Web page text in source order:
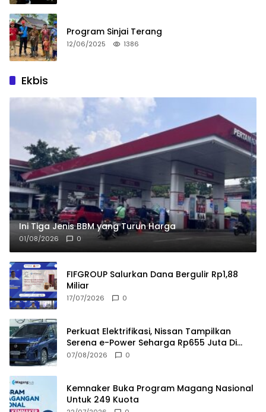
Program Sinjai Terang
12/06/2025 1386
Ekbis
Ini Tiga Jenis BBM yang Turun Harga
01/08/2026 0
FIFGROUP Salurkan Dana Bergulir Rp1,88
Miliar
17/07/2026 0
Perkuat Elektrifikasi, Nissan Tampilkan
Serena e-Power Seharga Rp655 Juta Di
GIIAS 2026
07/08/2026 0
Kemnaker Buka Program Magang Nasional
Untuk 249 Kuota